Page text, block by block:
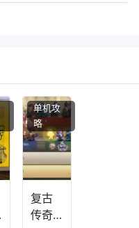
复古
传奇
单机攻
略